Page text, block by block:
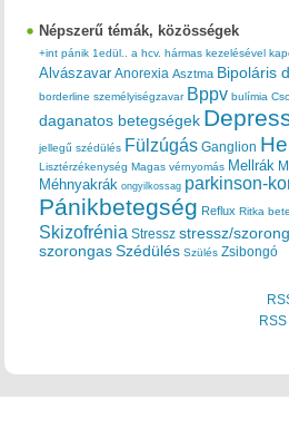
Népszerű témák, közösségek
+int pánik 1edül.. a hcv. hármas kezelésével
Alvászavar Anorexia Asztma Bipoláris
borderline személyiségzavar Bppv bulímia
daganatos betegségek
jellegű szédülés Fülzúgás Ganglion
Lisztérzékenység Magas vérnyomás Mellrák
Méhnyakrák ongyilkossag parkinson-
Pánikbetegség Reflux Ritka
Skizofrénia Stressz stressz/
szorongas Szédülés Szülés Zsibongó